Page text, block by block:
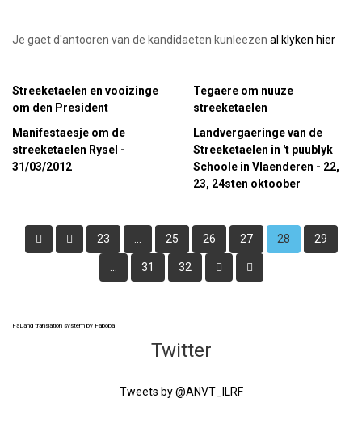
Je gaet d'antooren van de kandidaeten kunleezen al klyken hier
Streeketaelen en vooizinge
om den President
Tegaere om nuuze
streeketaelen
Manifestaesje om de
streeketaelen Rysel -
31/03/2012
Landvergaeringe van de
Streeketaelen in 't puublyk
Schoole in Vlaenderen - 22,
23, 24sten oktoober
23 ... 25 26 27 28 29
... 31 32
FaLang translation system by Faboba
Twitter
Tweets by @ANVT_ILRF